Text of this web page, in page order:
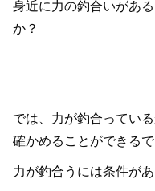
身近に力の釣合いがあ
か？
では、力が釣合ってい
確かめることができる
力が釣合うには条件があ